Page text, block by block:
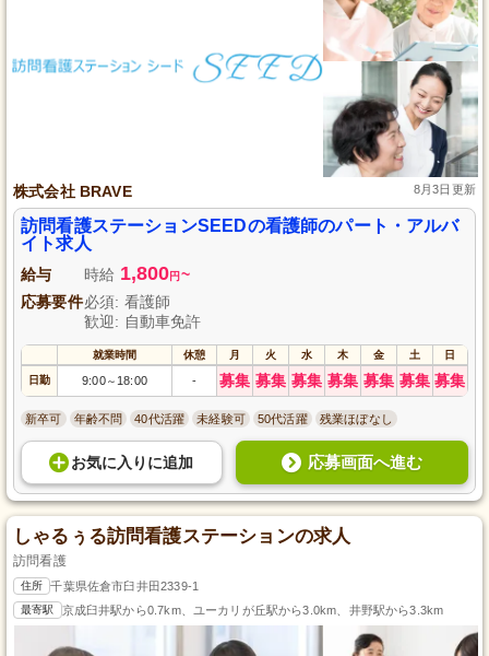
株式会社 BRAVE 8月3日更新
訪問看護ステーションSEEDの看護師のパート・アルバ
イト求人
給与 時給 1,800円 ~
応募要件必須: 看護師
歓迎: 自動車免許
就業時間 休憩 月 火 水 木 金 土 日
日勤 9:00～ 18:00 - 募集 募集 募集 募集 募集 募集 募集
新卒可 年齢不問 40代活躍 未経験可 50代活躍 残業ほぼなし
お気に入り に追加 応募画面へ進む
しゃるぅる訪問看護ステーションの求人
訪問看護
住所 千葉県佐倉市臼井田2339-1
最寄駅 京成臼井駅から0.7km、ユーカリが丘駅から3.0km、井野駅から3.3km